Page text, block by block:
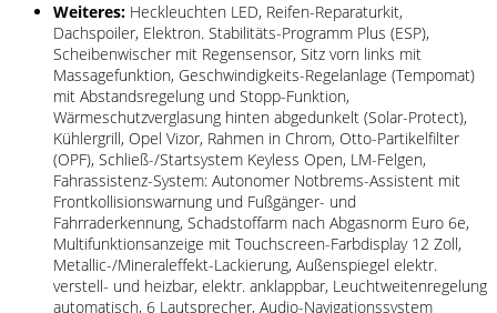
Weiteres: Heckleuchten LED, Reifen-Reparaturkit,
Dachspoiler, Elektron. Stabilitäts-Programm Plus (ESP),
Scheibenwischer mit Regensensor, Sitz vorn links mit
Massagefunktion, Geschwindigkeits-Regelanlage (Tempomat)
mit Abstandsregelung und Stopp-Funktion,
Wärmeschutzverglasung hinten abgedunkelt (Solar-Protect),
Kühlergrill, Opel Vizor, Rahmen in Chrom, Otto-Partikelfilter
(OPF), Schließ-/Startsystem Keyless Open, LM-Felgen,
Fahrassistenz-System: Autonomer Notbrems-Assistent mit
Frontkollisionswarnung und Fußgänger- und
Fahrraderkennung, Schadstoffarm nach Abgasnorm Euro 6e,
Multifunktionsanzeige mit Touchscreen-Farbdisplay 12 Zoll,
Metallic-/Mineraleffekt-Lackierung, Außenspiegel elektr.
verstell- und heizbar, elektr. anklappbar, Leuchtweitenregelung
automatisch, 6 Lautsprecher, Audio-Navigationssystem